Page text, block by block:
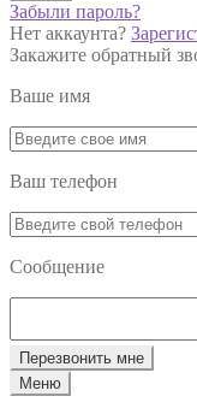
Забыли пароль?
Нет аккаунта?
Закажите обратный
Ваше имя
Ваш телефон
Сообщение
Перезвонить мне
Меню